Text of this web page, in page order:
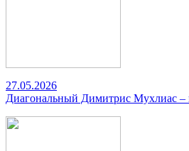
27.05.2026
Диагональный Димитрис Мухлиас –